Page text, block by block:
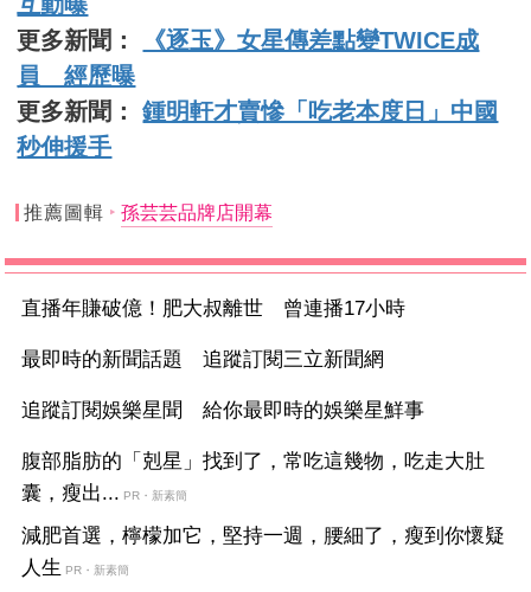
更多新聞：
《逐玉》女星傳差點變TWICE成
員 經歷曝
更多新聞：鍾明軒才賣慘「吃老本度日」中國
秒伸援手
推薦圖輯 孫芸芸品牌店開幕
直播年賺破億！肥大叔離世 曾連播17小時
最即時的新聞話題 追蹤訂閱三立新聞網
追蹤訂閱娛樂星聞 給你最即時的娛樂星鮮事
腹部脂肪的「剋星」找到了，常吃這幾物，吃走大肚
囊，瘦出... PR・新素簡
減肥首選，檸檬加它，堅持一週，腰細了，瘦到你懷疑
人生 PR・新素簡